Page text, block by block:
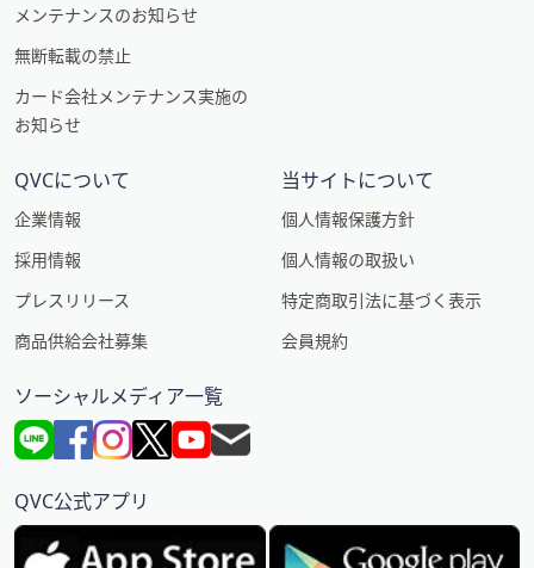
メンテナンスのお知らせ
無断転載の禁止
カード会社メンテナンス実施の
お知らせ
QVCについて
企業情報
採用情報
プレスリリース
商品供給会社募集
当サイトについて
個人情報保護方針
個人情報の取扱い
特定商取引法に基づく表示
会員規約
ソーシャルメディア一覧
QVC公式アプリ